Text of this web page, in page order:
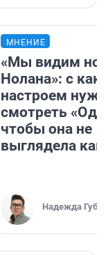
МНЕНИЕ
«Мы видим
Нолана»: с
настроем
смотреть
чтобы она не
выглядела как
Надежда